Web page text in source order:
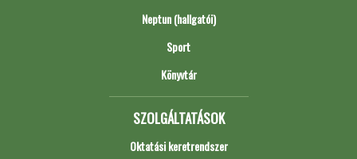
Neptun (hallgatói)
Sport
Könyvtár
SZOLGÁLTATÁSOK
Oktatási keretrendszer